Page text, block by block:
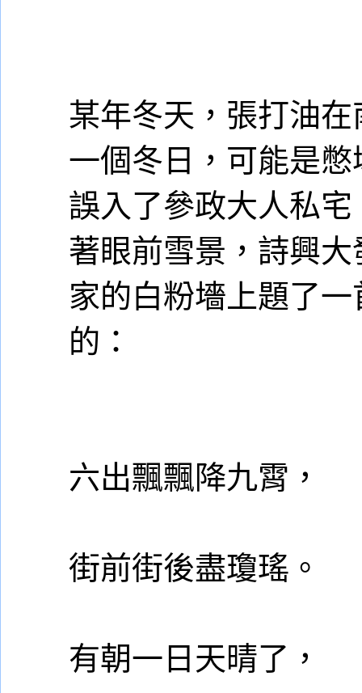
某年冬天，張打油
一個冬日，可能是
誤入了參政大人私
著眼前雪景，詩興
家的白粉墻上題了
的：
六出飄飄降九霄，
街前街後盡瓊瑤。
有朝一日天晴了，